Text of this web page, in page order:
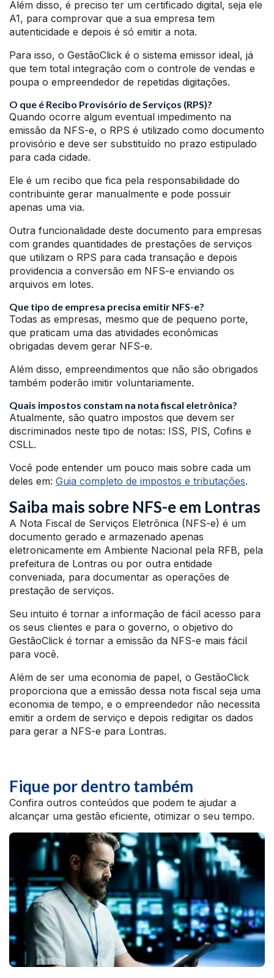
Além disso, é preciso ter um certificado digital, seja ele
A1, para comprovar que a sua empresa tem
autenticidade e depois é só emitir a nota.
Para isso, o GestãoClick é o sistema emissor ideal, já
que tem total integração com o controle de vendas e
poupa o empreendedor de repetidas digitações.
O que é Recibo Provisório de Serviços (RPS)?
Quando ocorre algum eventual impedimento na
emissão da NFS-e, o RPS é utilizado como documento
provisório e deve ser substituído no prazo estipulado
para cada cidade.
Ele é um recibo que fica pela responsabilidade do
contribuinte gerar manualmente e pode possuir
apenas uma via.
Outra funcionalidade deste documento para empresas
com grandes quantidades de prestações de serviços
que utilizam o RPS para cada transação e depois
providencia a conversão em NFS-e enviando os
arquivos em lotes.
Que tipo de empresa precisa emitir NFS-e?
Todas as empresas, mesmo que de pequeno porte,
que praticam uma das atividades econômicas
obrigadas devem gerar NFS-e.
Além disso, empreendimentos que não são obrigados
também poderão imitir voluntariamente.
Quais impostos constam na nota fiscal eletrônica?
Atualmente, são quatro impostos que devem ser
discriminados neste tipo de notas: ISS, PIS, Cofins e
CSLL.
Você pode entender um pouco mais sobre cada um
deles em: Guia completo de impostos e tributações.
Saiba mais sobre NFS-e em Lontras
A Nota Fiscal de Serviços Eletrônica (NFS-e) é um
documento gerado e armazenado apenas
eletronicamente em Ambiente Nacional pela RFB, pela
prefeitura de Lontras ou por outra entidade
conveniada, para documentar as operações de
prestação de serviços.
Seu intuito é tornar a informação de fácil acesso para
os seus clientes e para o governo, o objetivo do
GestãoClick é tornar a emissão da NFS-e mais fácil
para você.
Além de ser uma economia de papel, o GestãoClick
proporciona que a emissão dessa nota fiscal seja uma
economia de tempo, e o empreendedor não necessita
emitir a ordem de serviço e depois redigitar os dados
para gerar a NFS-e para Lontras.
Fique por dentro também
Confira outros conteúdos que podem te ajudar a
alcançar uma gestão eficiente, otimizar o seu tempo.